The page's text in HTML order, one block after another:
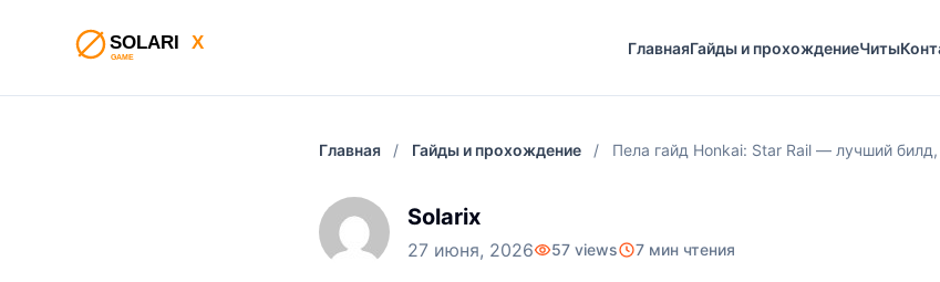
ГлавнаяГайды и прохождениеЧиты
Главная / Гайды и прохождение / Пела гайд Honkai: Star Rail — лучший
Solarix
27 июня, 2026 57 views 7 мин чтения